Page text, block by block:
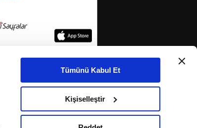
Tümünü Kabul Et
Kişiselleştir